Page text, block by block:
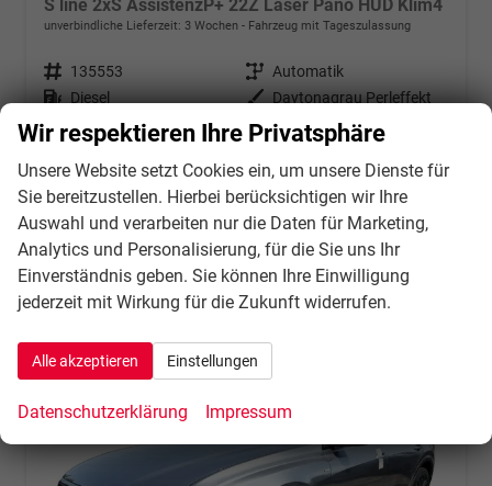
S line 2xS AssistenzP+ 22Z Laser Pano HUD Klim4
unverbindliche Lieferzeit: 3 Wochen Fahrzeug mit Tageszulassung
Fahrzeugnr. 135553 Getriebe Automatik
Kraftstoff Diesel Außenfarbe Daytonagrau Perleffekt
210 kW (286 PS) Kilometerstand
10 km
25.06.2026
85.065,– €
incl. 21% MwSt.
Details
Verbrauch kombiniert:8,50 l/100km
CO -Klasse: G
CO -Emissionen:223,00 g/km
Wir respektieren Ihre Privatsphäre
Unsere Website setzt Cookies ein, um unsere Dienste für
Sie bereitzustellen. Hierbei berücksichtigen wir Ihre
Auswahl und verarbeiten nur die Daten für Marketing,
Analytics und Personalisierung, für die Sie uns Ihr
Einverständnis geben. Sie können Ihre Einwilligung
jederzeit mit Wirkung für die Zukunft widerrufen.
Alle akzeptieren Einstellungen
Datenschutzerklärung Impressum